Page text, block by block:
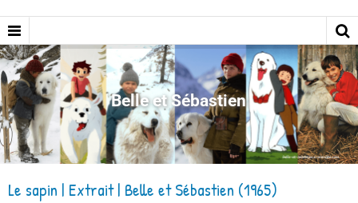
Belle et Sébastien
Le sapin | Extrait | Belle et Sébastien (1965)